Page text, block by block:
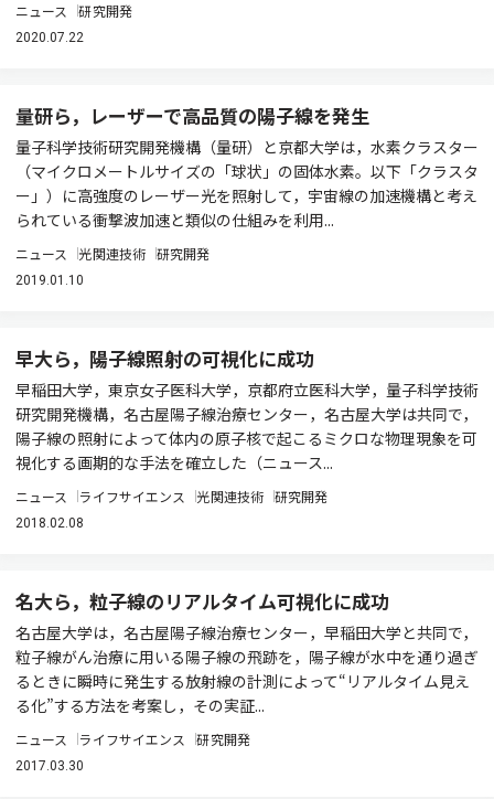
ニュース 研究開発
2020.07.22
量研ら，レーザーで高品質の陽子線を発生
量子科学技術研究開発機構（量研）と京都大学は，水素クラスター
（マイクロメートルサイズの「球状」の固体水素。以下「クラスタ
ー」）に高強度のレーザー光を照射して，宇宙線の加速機構と考え
られている衝撃波加速と類似の仕組みを利用...
ニュース 光関連技術 研究開発
2019.01.10
早大ら，陽子線照射の可視化に成功
早稲田大学，東京女子医科大学，京都府立医科大学，量子科学技術
研究開発機構，名古屋陽子線治療センター，名古屋大学は共同で，
陽子線の照射によって体内の原子核で起こるミクロな物理現象を可
視化する画期的な手法を確立した（ニュース...
ニュース ライフサイエンス 光関連技術 研究開発
2018.02.08
名大ら，粒子線のリアルタイム可視化に成功
名古屋大学は，名古屋陽子線治療センター，早稲田大学と共同で，
粒子線がん治療に用いる陽子線の飛跡を，陽子線が水中を通り過ぎ
るときに瞬時に発生する放射線の計測によって“リアルタイム見え
る化”する方法を考案し，その実証...
ニュース ライフサイエンス 研究開発
2017.03.30